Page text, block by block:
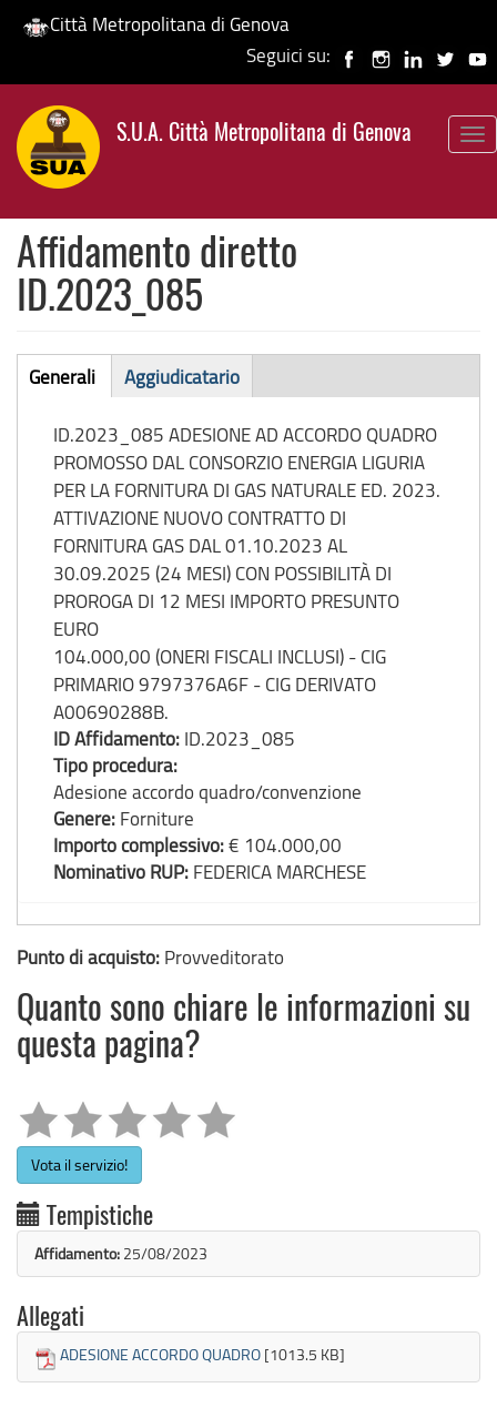
Salta
contenuto
principale
Città Metropolitana di Genova
Seguici su:
S.U.A. Città Metropolitana di Genova
Affidamento diretto
ID.2023_085
Affidamento
Generali
attiva)
Aggiudicatario
ID.2023_085 ADESIONE AD ACCORDO QUADRO
PROMOSSO DAL CONSORZIO ENERGIA LIGURIA
PER LA FORNITURA DI GAS NATURALE ED. 2023.
ATTIVAZIONE NUOVO CONTRATTO DI
FORNITURA GAS DAL 01.10.2023 AL
30.09.2025 (24 MESI) CON POSSIBILITÀ DI
PROROGA DI 12 MESI IMPORTO PRESUNTO
EURO
104.000,00 (ONERI FISCALI INCLUSI) - CIG
PRIMARIO 9797376A6F - CIG DERIVATO
A00690288B.
ID Affidamento: ID.2023_085
Tipo procedura:
Adesione accordo quadro/convenzione
Genere: Forniture
Importo complessivo:€ 104.000,00
Nominativo RUP: FEDERICA MARCHESE
Punto di acquisto: Provveditorato
Quanto sono chiare le informazioni su
questa pagina?
Vota il servizio!
Tempistiche
Affidamento: 25/08/2023
Allegati
ADESIONE ACCORDO QUADRO [1013.5 KB]